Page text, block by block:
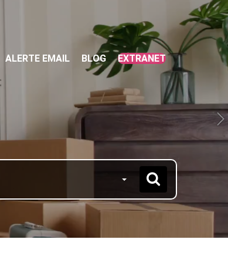
ALERTE EMAIL BLOG EXTRANET